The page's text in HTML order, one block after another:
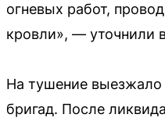
огневых работ,
кровли», — уточнили
На тушение
бригад. После